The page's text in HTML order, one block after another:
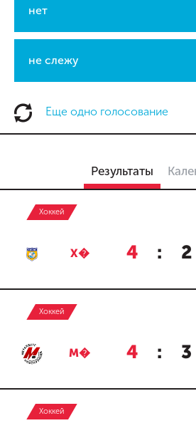
нет
не слежу
Еще одно голосование
Результаты
Хоккей
Х� 4 : 2
Хоккей
М� 4 : 3
Хоккей